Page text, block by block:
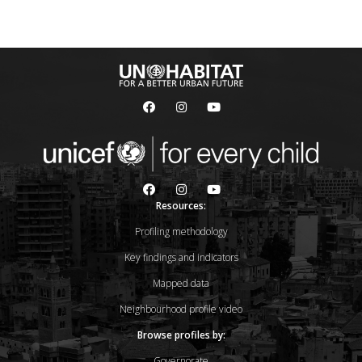
Resources:
Profiling methodology
Key findings and indicators
Mapped data
Neighbourhood profile video
Browse profiles by: